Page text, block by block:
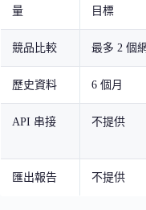
量
目標
競品比較 最多 2 個
歷史資料 6 個月
API 串接 不提供
匯出報告 不提供